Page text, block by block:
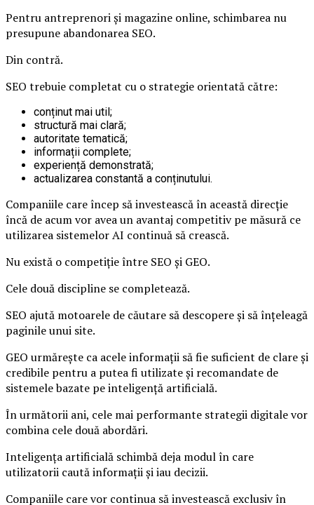
Pentru antreprenori și magazine online, schimbarea nu
presupune abandonarea SEO.
Din contră.
SEO trebuie completat cu o strategie orientată către:
conținut mai util;
structură mai clară;
autoritate tematică;
informații complete;
experiență demonstrată;
actualizarea constantă a conținutului.
Companiile care încep să investească în această direcție
încă de acum vor avea un avantaj competitiv pe măsură ce
utilizarea sistemelor AI continuă să crească.
Nu există o competiție între SEO și GEO.
Cele două discipline se completează.
SEO ajută motoarele de căutare să descopere și să înțeleagă
paginile unui site.
GEO urmărește ca acele informații să fie suficient de clare și
credibile pentru a putea fi utilizate și recomandate de
sistemele bazate pe inteligență artificială.
În următorii ani, cele mai performante strategii digitale vor
combina cele două abordări.
Inteligența artificială schimbă deja modul în care
utilizatorii caută informații și iau decizii.
Companiile care vor continua să investească exclusiv în